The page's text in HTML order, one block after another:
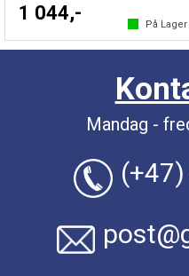
1 044,-
På Lager
Mandag -